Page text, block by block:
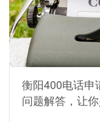
衡阳400电话申
问题解答，让